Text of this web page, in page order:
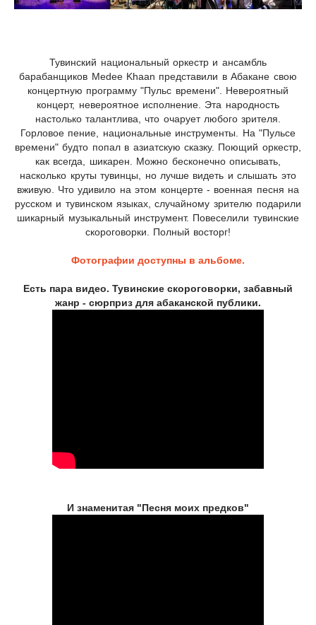
Тувинский национальный оркестр и ансамбль
барабанщиков Medee Khaan представили в Абакане свою
концертную программу "Пульс времени". Невероятный
концерт, невероятное исполнение. Эта народность
настолько талантлива, что очарует любого зрителя.
Горловое пение, национальные инструменты. На "Пульсе
времени" будто попал в азиатскую сказку. Поющий оркестр,
как всегда, шикарен. Можно бесконечно описывать,
насколько круты тувинцы, но лучше видеть и слышать это
вживую. Что удивило на этом концерте - военная песня на
русском и тувинском языках, случайному зрителю подарили
шикарный музыкальный инструмент. Повеселили тувинские
скороговорки. Полный восторг!
Фотографии доступны в альбоме.
Есть пара видео. Тувинские скороговорки, забавный
жанр - сюрприз для абаканской публики.
И знаменитая "Песня моих предков"